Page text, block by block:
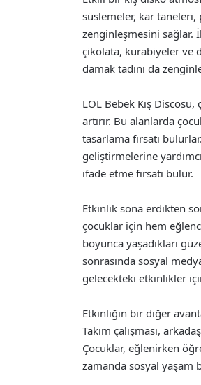
süslemeler, kar taneleri,
zenginleşmesini sağlar.
çikolata, kurabiyeler ve
damak tadını da
LOL Bebek Kış
artırır. Bu alanlarda
tasarlama fırsatı
geliştirmelerine
ifade etme fırsatı bulur.
Etkinlik sona erdikten
çocuklar için hem
boyunca yaşadıkları
sonrasında sosyal
gelecekteki etkinlikler
Etkinliğin bir diğer
Takım çalışması,
Çocuklar, eğlenirken
zamanda sosyal yaşam